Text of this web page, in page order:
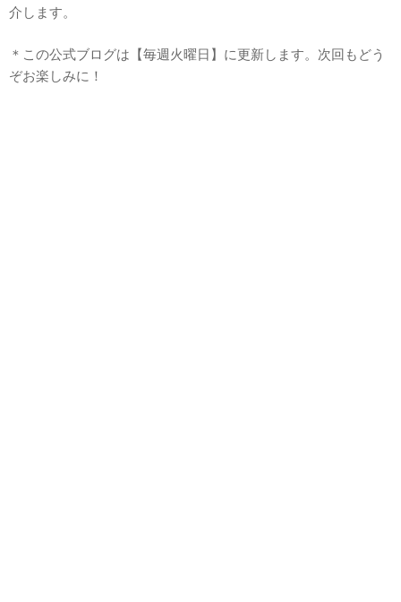
介します。
＊この公式ブログは【毎週火曜日】に更新します。次回もどう
ぞお楽しみに！